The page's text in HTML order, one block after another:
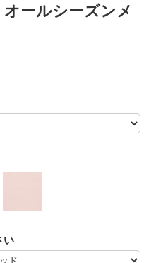
ールシーズンメ
い